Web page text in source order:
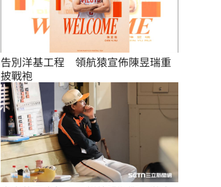
告別洋基工程　領航猿宣佈陳昱瑞重
披戰袍